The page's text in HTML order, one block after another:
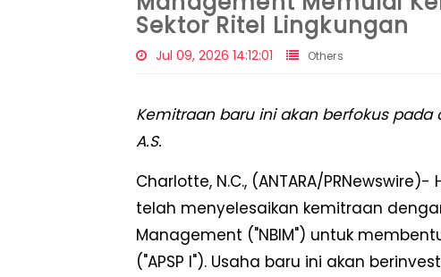
Sektor Ritel Lingkungan
Jul 09, 2026 14:12:01 Others
Kemitraan baru ini akan berfokus
A.S.
Charlotte, N.C., (ANTARA/
telah menyelesaikan kemitraan
Management ("NBIM") untuk
("APSP I"). Usaha baru ini akan